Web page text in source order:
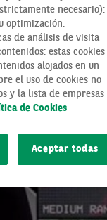
necesario):
optimización.
de análisis de visita
estas cookies
alojados en un
el uso de cookies no
y la lista de empresas
de Cookies
Aceptar todas